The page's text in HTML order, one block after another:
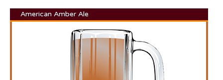
American Amber Ale